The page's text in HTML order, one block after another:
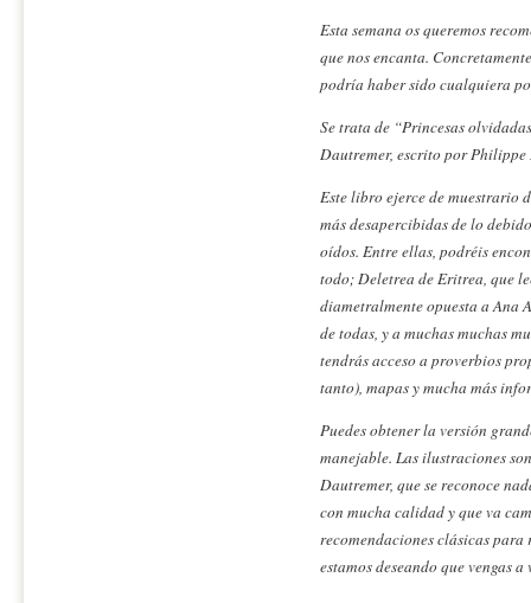
Esta semana os queremos
que nos encanta.
podría haber sido cualquiera
Se trata de “Princesas
Dautremer, escrito por
Este libro ejerce de muestrario
más desapercibidas de lo
oídos. Entre ellas, podréis
todo; Deletrea de Eritrea, que
diametralmente opuesta a Ana
de todas, y a muchas muchas
tendrás acceso a proverbios
tanto), mapas y mucha más
Puedes obtener la versión
manejable. Las ilustraciones
Dautremer, que se reconoce
con mucha calidad y que va
recomendaciones clásicas
estamos deseando que vengas